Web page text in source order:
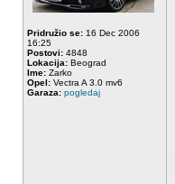
Pridružio se: 16 Dec 2006
16:25
Postovi: 4848
Lokacija: Beograd
Ime: Zarko
Opel: Vectra A 3.0 mv6
Garaza: pogledaj